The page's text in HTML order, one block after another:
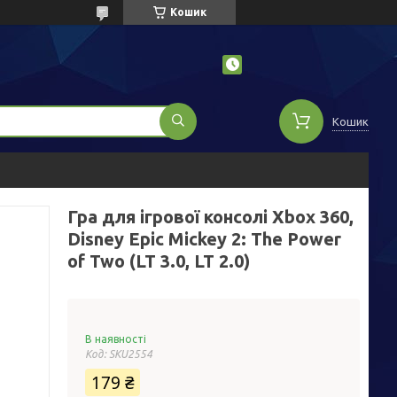
Кошик
Кошик
Гра для ігрової консолі Xbox 360,
Disney Epic Mickey 2: The Power
of Two (LT 3.0, LT 2.0)
В наявності
Код: SKU2554
179 ₴